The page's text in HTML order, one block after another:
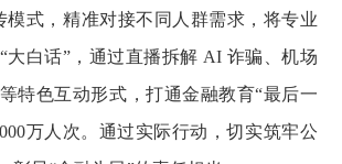
模式，精准对接不同人群需求，将专业
大白话”，通过直播拆解 AI 诈骗、机场
特色互动形式，打通金融教育“最后一
万人次。通过实际行动，切实筑牢公